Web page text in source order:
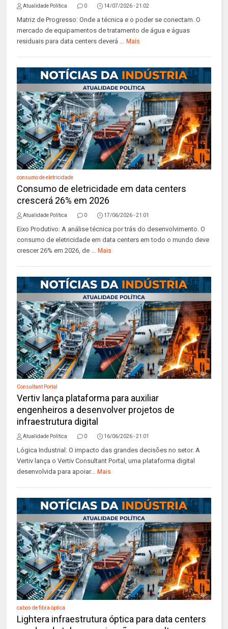
Atualidade Política 0 14/07/2026 - 21:02
Matriz de Progresso: Onde a técnica e o poder se conectam. O
mercado de equipamentos de tratamento de água e águas
residuais para data centers deverá ... Mais
consumo de eletricidade
Consumo de eletricidade em data centers
crescerá 26% em 2026
Atualidade Política 0 17/06/2026 - 21:01
Eixo Produtivo: A análise técnica por trás do desenvolvimento. O
consumo de eletricidade em data centers em todo o mundo deve
crescer 26% em 2026, de ... Mais
Consultant Portal
Vertiv lança plataforma para auxiliar
engenheiros a desenvolver projetos de
infraestrutura digital
Atualidade Política 0 16/06/2026 - 21:01
Lógica Industrial: O impacto das grandes decisões no setor. A
Vertiv lança o Vertiv Consultant Portal, uma plataforma digital
desenvolvida para apoiar... Mais
cabos de fibra óptica
Lightera infraestrutura óptica para data centers